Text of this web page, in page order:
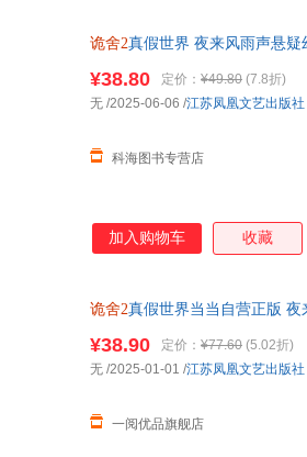
诡舍2真假世界 夜来风雨声悬
¥38.80 定价： ¥49.80 (7.8折)
科海图书专营店
无 /2025-06-06 /江苏凤凰文艺出版社
加入购物车 收藏
诡舍2真假世界当当自营正版
¥38.90 定价： ¥77.60 (5.02折)
一阅优品旗舰店
无 /2025-01-01 /江苏凤凰文艺出版社